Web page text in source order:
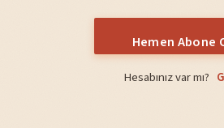
Hemen Abone
Hesabınız var mı?